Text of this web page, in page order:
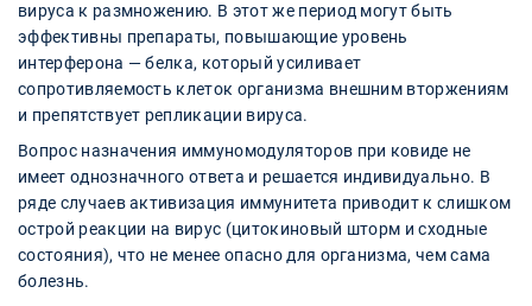
вируса к размножению. В этот же период могут быть
эффективны препараты, повышающие уровень
интерферона — белка, который усиливает
сопротивляемость клеток организма внешним вторжениям
и препятствует репликации вируса.
Вопрос назначения иммуномодуляторов при ковиде не
имеет однозначного ответа и решается индивидуально. В
ряде случаев активизация иммунитета приводит к слишком
острой реакции на вирус (цитокиновый шторм и сходные
состояния), что не менее опасно для организма, чем сама
болезнь.